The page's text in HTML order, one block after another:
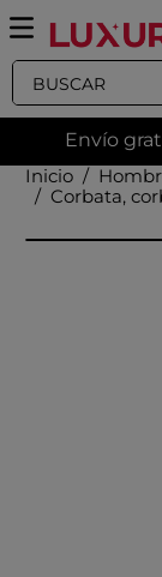
Buscar
Envío
Corbata,